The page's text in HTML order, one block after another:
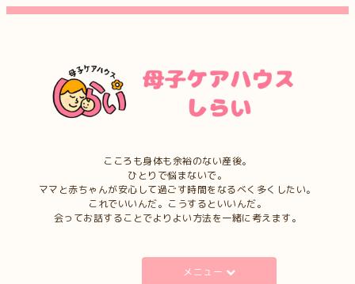
こころも身体も余裕のない産後。
ひとりで悩まないで。
ママと赤ちゃんが安心して過ごす時間をなるべく多くしたい。
これでいいんだ。こうするといいんだ。
会ってお話することでよりよい方法を一緒に考えます。
メニュー